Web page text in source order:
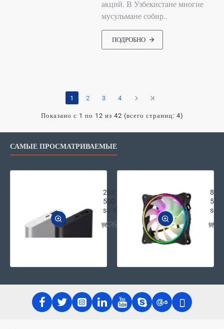
акций. В Узбекистане многие
мусульмане собир..
ПОДРОБНО
1 2 3 4
Показано с 1 по 12 из 42 (всего страниц: 4)
САМЫЕ ПРОСМАТРИВАЕМЫЕ
262
500
soʻm
87
500